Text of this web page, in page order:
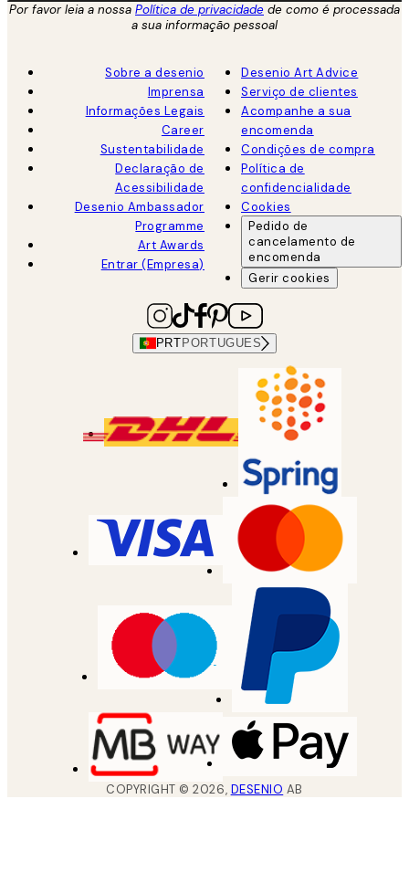
Por favor leia a nossa Política de privacidade de como é processada
a sua informação pessoal
Sobre a desenio
Imprensa
Informações Legais
Career
Sustentabilidade
Declaração de
Acessibilidade
Desenio Ambassador
Programme
Art Awards
Entrar (Empresa)
Desenio Art Advice
Serviço de clientes
Acompanhe a sua
encomenda
Condições de compra
Política de
confidencialidade
Cookies
Pedido de
cancelamento de
encomenda
Gerir cookies
PRT PORTUGUES
COPYRIGHT ©2026, DESENIO AB